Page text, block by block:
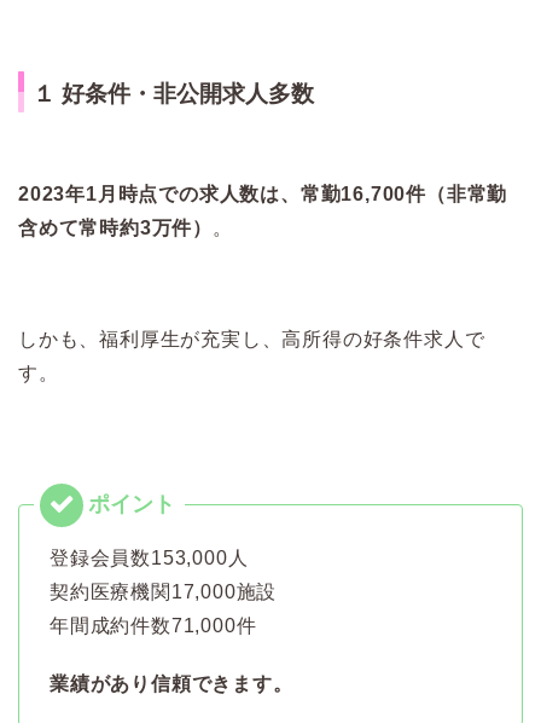
１ 好条件・非公開求人多数
2023年1月時点での求人数は、常勤16,700件（非常勤
含めて常時約3万件） 。
しかも、福利厚生が充実し、高所得の好条件求人で
す。
登録会員数153,000人
契約医療機関17,000施設
年間成約件数71,000件
業績があり信頼できます。